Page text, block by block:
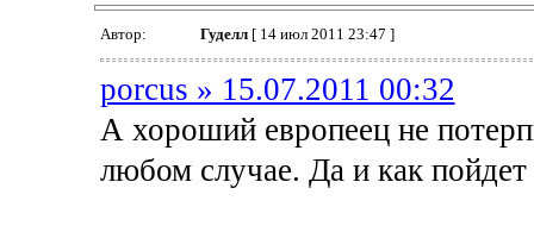
Автор: Гуделл[ 14 июл 2011 23:47 ]
porcus » 15.07.2011 00:32
А хороший европеец не
любом случае. Да и как